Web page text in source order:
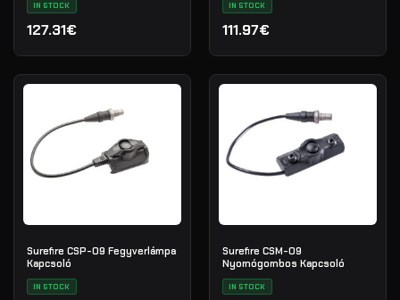
IN STOCK
127.31€
IN STOCK
111.97€
Surefire CSP-09 Fegyverlámpa
Kapcsoló
IN STOCK
Surefire CSM-09
Nyomógombos Kapcsoló
IN STOCK